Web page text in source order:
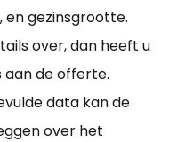
gezinsgrootte.
over, dan heeft u
aan de offerte.
data kan de
over het